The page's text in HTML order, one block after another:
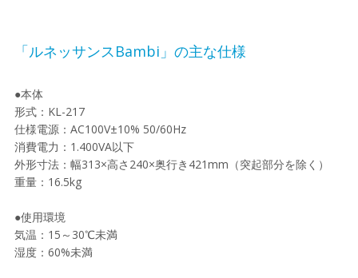
「ルネッサンスBambi」の主な仕様
●本体
形式：KL-217
仕様電源：AC100V±10% 50/60Hz
消費電力：1.400VA以下
外形寸法：幅313×高さ240×奥行き421mm（突起部分を除く）
重量：16.5kg
●使用環境
気温：15～30℃未満
湿度：60%未満